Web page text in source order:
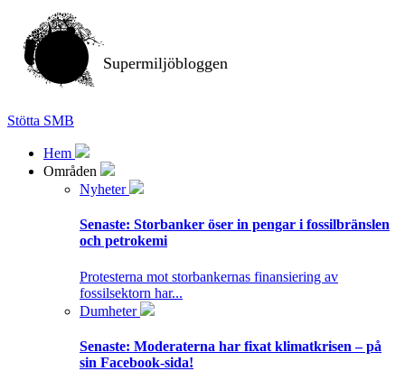
Supermiljöbloggen
Stötta SMB
Hem
Områden
Nyheter
Senaste: Storbanker öser in pengar i fossilbränslen
och petrokemi
Protesterna mot storbankernas finansiering av
fossilsektorn har...
Dumheter
Senaste: Moderaterna har fixat klimatkrisen – på
sin Facebook-sida!